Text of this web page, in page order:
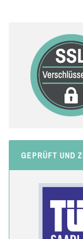
GEPRÜFT UND